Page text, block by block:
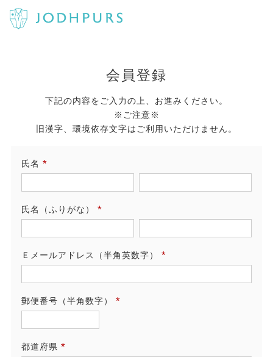
会員登録
下記の内容をご入力の上、お進みください。
※ご注意※
旧漢字、環境依存文字はご利用いただけません。
氏名
須)
氏名（ふりがな）
須)
Ｅメールアドレス（半角英数字）
須)
郵便番号（半角数字）
都道府県